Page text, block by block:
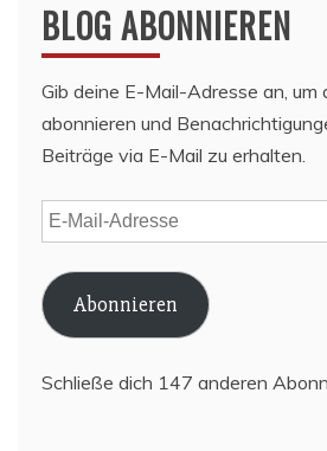
BLOG ABONNIEREN
Gib deine E-Mail-Adresse an, um
abonnieren und
Beiträge via E-Mail zu erhalten.
E-
Mail-
Adresse
Abonnieren
Schließe dich 147 anderen